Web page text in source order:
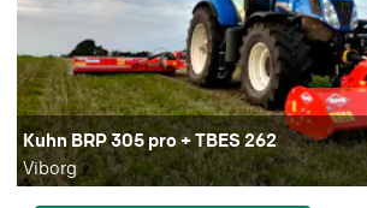
Kuhn BRP 305 pro + TBES 262
Viborg